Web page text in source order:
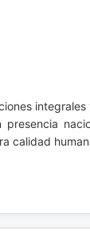
calidad